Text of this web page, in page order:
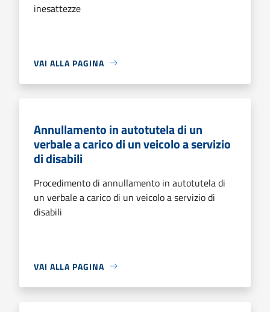
inesattezze
VAI ALLA PAGINA
Annullamento in autotutela di un
verbale a carico di un veicolo a servizio
di disabili
Procedimento di annullamento in autotutela di
un verbale a carico di un veicolo a servizio di
disabili
VAI ALLA PAGINA